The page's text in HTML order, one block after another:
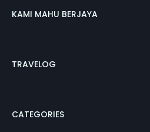
KAMI MAHU BERJAYA
TRAVELOG
CATEGORIES